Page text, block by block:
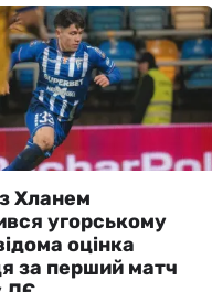
Хланем
угорському
оцінка
за перший матч